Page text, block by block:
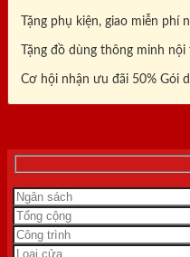
Tặng phụ kiện, giao miễn phí
Tặng đồ dùng thông minh
Cơ hội nhận ưu đãi 50% Gói